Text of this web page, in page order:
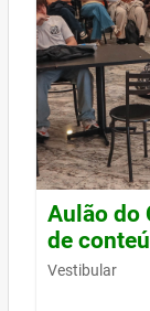
Aulão do
de
Vestibular